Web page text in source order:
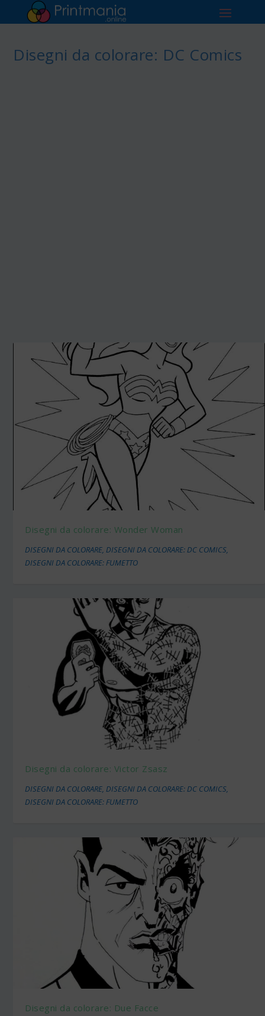
Disegni da colorare: DC Comics
Disegni da colorare: Wonder Woman
DISEGNI DA COLORARE,DISEGNI DA COLORARE: DC COMICS,
DISEGNI DA COLORARE: FUMETTO
Disegni da colorare: Victor Zsasz
DISEGNI DA COLORARE,DISEGNI DA COLORARE: DC COMICS,
DISEGNI DA COLORARE: FUMETTO
Disegni da colorare: Due Facce